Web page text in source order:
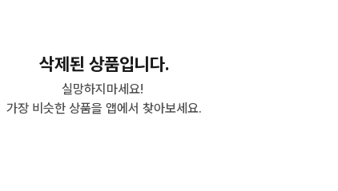
삭제된 상품입니다.
실망하지마세요!
가장 비슷한 상품을 앱에서 찾아보세요.